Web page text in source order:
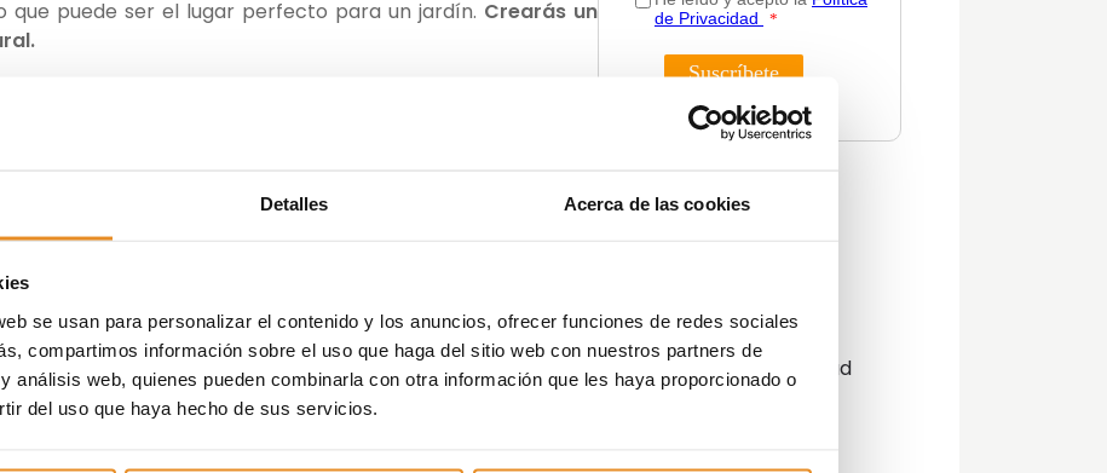
Detalles Acerca de las cookies
se usan para personalizar el contenido y los anuncios, ofrecer funciones de redes sociales
compartimos información sobre el uso que haga del sitio web con nuestros partners de
análisis web, quienes pueden combinarla con otra información que les haya proporcionado o
del uso que haya hecho de sus servicios.
que puede ser el lugar perfecto para un jardín. Crearás un
piscina exterior y/o interior, pero ¿Y si apuestas por una
puede crear una piscina que tenga una parte fuera de la
una buena opción puede serponer paredes de cristal
tener vistas al jardín o hacia el cielo y sentir el paso de las
libro.
Categorías
Decoración
Guías
Innovación y sostenibilidad
Lifestyle